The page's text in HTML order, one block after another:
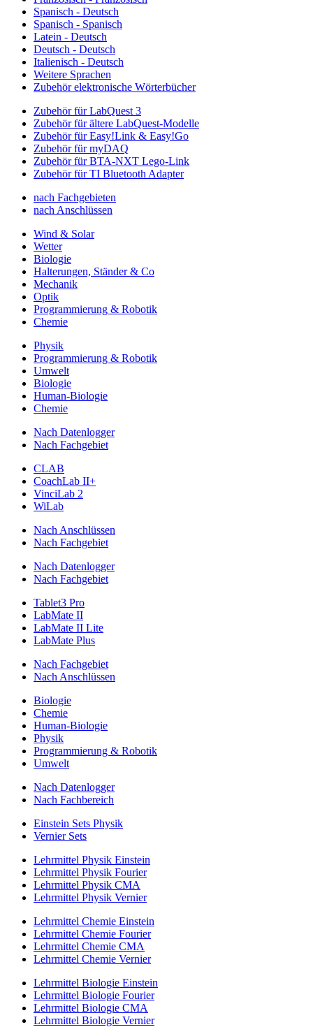
Spanisch - Deutsch
Spanisch - Spanisch
Latein - Deutsch
Deutsch - Deutsch
Italienisch - Deutsch
Weitere Sprachen
Zubehör elektronische Wörterbücher
Zubehör für LabQuest 3
Zubehör für ältere LabQuest-Modelle
Zubehör für Easy!Link & Easy!Go
Zubehör für myDAQ
Zubehör für BTA-NXT Lego-Link
Zubehör für TI Bluetooth Adapter
nach Fachgebieten
nach Anschlüssen
Wind & Solar
Wetter
Biologie
Halterungen, Ständer & Co
Mechanik
Optik
Programmierung & Robotik
Chemie
Physik
Programmierung & Robotik
Umwelt
Biologie
Human-Biologie
Chemie
Nach Datenlogger
Nach Fachgebiet
CLAB
CoachLab II+
VinciLab 2
WiLab
Nach Anschlüssen
Nach Fachgebiet
Nach Datenlogger
Nach Fachgebiet
Tablet3 Pro
LabMate II
LabMate II Lite
LabMate Plus
Nach Fachgebiet
Nach Anschlüssen
Biologie
Chemie
Human-Biologie
Physik
Programmierung & Robotik
Umwelt
Nach Datenlogger
Nach Fachbereich
Einstein Sets Physik
Vernier Sets
Lehrmittel Physik Einstein
Lehrmittel Physik Fourier
Lehrmittel Physik CMA
Lehrmittel Physik Vernier
Lehrmittel Chemie Einstein
Lehrmittel Chemie Fourier
Lehrmittel Chemie CMA
Lehrmittel Chemie Vernier
Lehrmittel Biologie Einstein
Lehrmittel Biologie Fourier
Lehrmittel Biologie CMA
Lehrmittel Biologie Vernier